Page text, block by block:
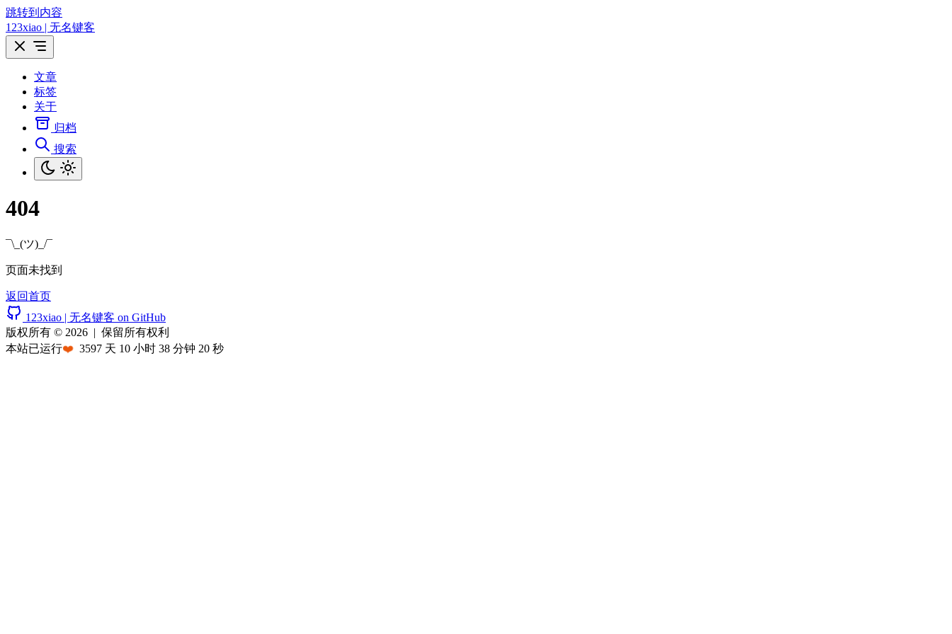
跳转到内容
123xiao | 无名键客
文章
标签
关于
归档
搜索
404
¯\_(ツ)_/¯
页面未找到
返回首页
123xiao | 无名键客 on GitHub
版权所有 © 2026 | 保留所有权利
本站已运行❤️ 3597 天 10 小时 38 分钟 20 秒